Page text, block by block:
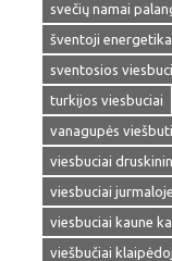
svečių namai
šventoji
sventosios
turkijos viesbuciai
vanagupės
viesbuciai
viesbuciai jurmaloje
viesbuciai kaune
viešbučiai